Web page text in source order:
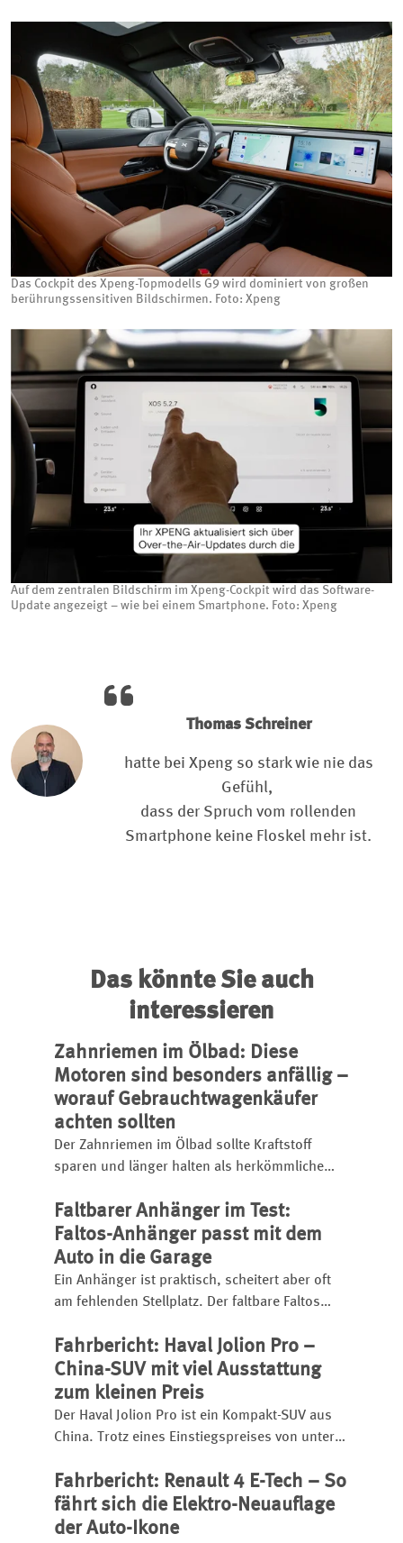
Das Cockpit des Xpeng-Topmodells G9 wird dominiert von großen
berührungssensitiven Bildschirmen. Foto: Xpeng
Auf dem zentralen Bildschirm im Xpeng-Cockpit wird das Software-
Update angezeigt – wie bei einem Smartphone. Foto: Xpeng
Thomas Schreiner
hatte bei Xpeng so stark wie nie das
Gefühl,
dass der Spruch vom rollenden
Smartphone keine Floskel mehr ist.
Das könnte Sie auch
interessieren
Zahnriemen im Ölbad: Diese
Motoren sind besonders anfällig –
worauf Gebrauchtwagenkäufer
achten sollten
Der Zahnriemen im Ölbad sollte Kraftstoff
sparen und länger halten als herkömmliche
es zu vorzeitigem Verschleiß – bis hin zum
Motorschaden. Welche Modelle betroffen sind
und worauf Käufer achten müssen.
Faltbarer Anhänger im Test:
Faltos-Anhänger passt mit dem
Auto in die Garage
Ein Anhänger ist praktisch, scheitert aber oft
am fehlenden Stellplatz. Der faltbare Faltos
zusammengeklappt in die Garage, mit dem
Auto noch davor. Wir zeigen, was der clevere
Anhänger kann und wie er aufgebaut wird.
Fahrbericht: Haval Jolion Pro –
China-SUV mit viel Ausstattung
zum kleinen Preis
Der Haval Jolion Pro ist ein Kompakt-SUV aus
China. Trotz eines Einstiegspreises von unter
Ausstattung, einen kräftigen Turbobenziner
und eignet sich sogar für den
Anhängerbetrieb.
Fahrbericht: Renault 4 E-Tech – So
fährt sich die Elektro-Neuauflage
der Auto-Ikone